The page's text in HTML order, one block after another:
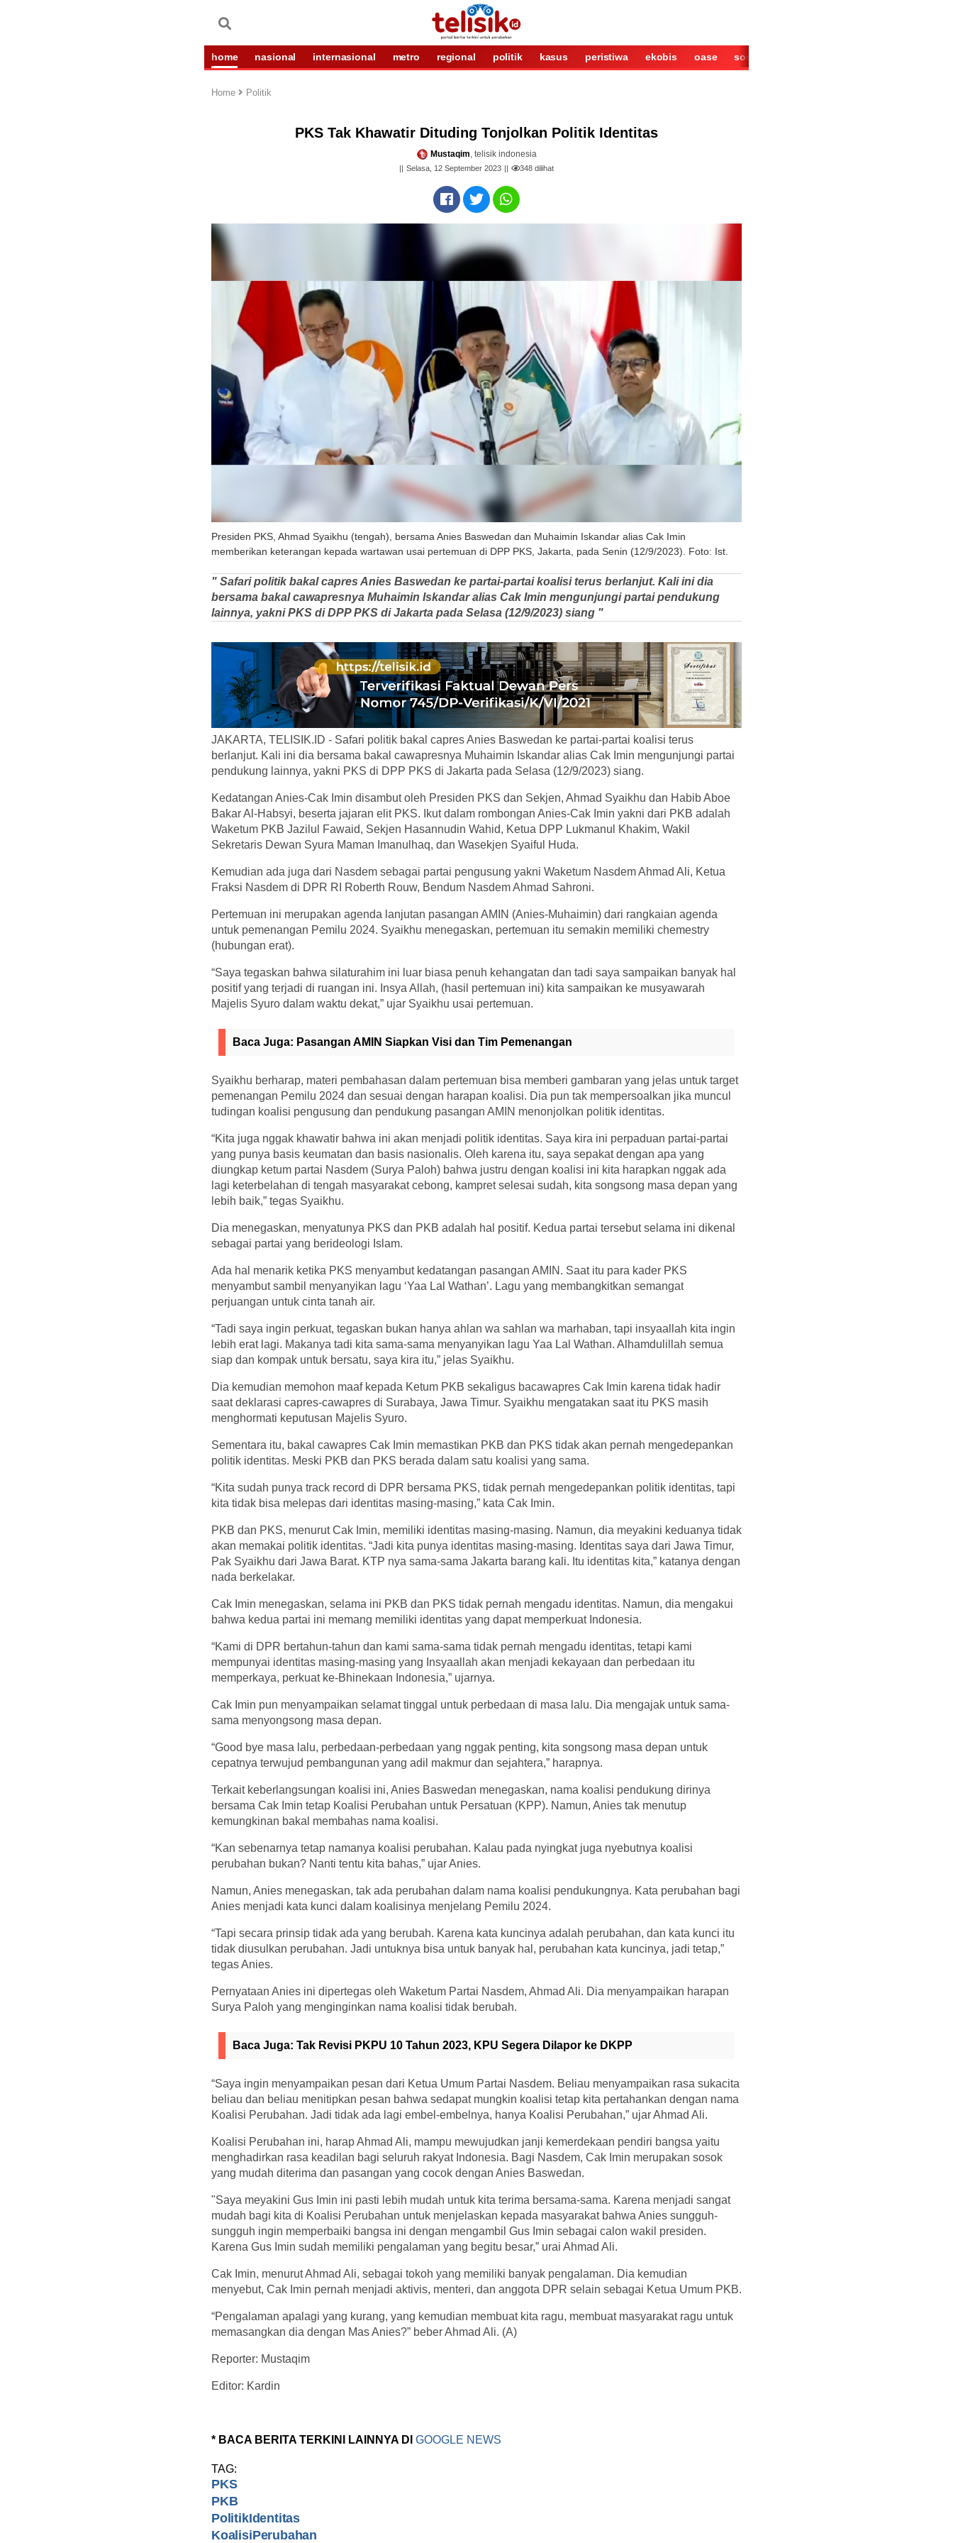
home nasional internasional metro regional politik kasus peristiwa ekobis oase sosok
Home Politik
PKS Tak Khawatir Dituding Tonjolkan Politik Identitas
Mustaqim, telisik indonesia
Selasa, 12 September 2023 348 dilihat
Presiden PKS, Ahmad Syaikhu (tengah), bersama Anies Baswedan dan Muhaimin Iskandar alias Cak Imin
memberikan keterangan kepada wartawan usai pertemuan di DPP PKS, Jakarta, pada Senin (12/9/2023). Foto: Ist.
" Safari politik bakal capres Anies Baswedan ke partai-partai koalisi terus berlanjut. Kali ini dia
bersama bakal cawapresnya Muhaimin Iskandar alias Cak Imin mengunjungi partai pendukung
lainnya, yakni PKS di DPP PKS di Jakarta pada Selasa (12/9/2023) siang "
JAKARTA, TELISIK.ID - Safari politik bakal capres Anies Baswedan ke partai-partai koalisi terus
berlanjut. Kali ini dia bersama bakal cawapresnya Muhaimin Iskandar alias Cak Imin mengunjungi partai
pendukung lainnya, yakni PKS di DPP PKS di Jakarta pada Selasa (12/9/2023) siang.
Kedatangan Anies-Cak Imin disambut oleh Presiden PKS dan Sekjen, Ahmad Syaikhu dan Habib Aboe
Bakar Al-Habsyi, beserta jajaran elit PKS. Ikut dalam rombongan Anies-Cak Imin yakni dari PKB adalah
Waketum PKB Jazilul Fawaid, Sekjen Hasannudin Wahid, Ketua DPP Lukmanul Khakim, Wakil
Sekretaris Dewan Syura Maman Imanulhaq, dan Wasekjen Syaiful Huda.
Kemudian ada juga dari Nasdem sebagai partai pengusung yakni Waketum Nasdem Ahmad Ali, Ketua
Fraksi Nasdem di DPR RI Roberth Rouw, Bendum Nasdem Ahmad Sahroni.
Pertemuan ini merupakan agenda lanjutan pasangan AMIN (Anies-Muhaimin) dari rangkaian agenda
untuk pemenangan Pemilu 2024. Syaikhu menegaskan, pertemuan itu semakin memiliki chemestry
(hubungan erat).
“Saya tegaskan bahwa silaturahim ini luar biasa penuh kehangatan dan tadi saya sampaikan banyak hal
positif yang terjadi di ruangan ini. Insya Allah, (hasil pertemuan ini) kita sampaikan ke musyawarah
Majelis Syuro dalam waktu dekat,” ujar Syaikhu usai pertemuan.
Baca Juga: Pasangan AMIN Siapkan Visi dan Tim Pemenangan
Syaikhu berharap, materi pembahasan dalam pertemuan bisa memberi gambaran yang jelas untuk target
pemenangan Pemilu 2024 dan sesuai dengan harapan koalisi. Dia pun tak mempersoalkan jika muncul
tudingan koalisi pengusung dan pendukung pasangan AMIN menonjolkan politik identitas.
“Kita juga nggak khawatir bahwa ini akan menjadi politik identitas. Saya kira ini perpaduan partai-partai
yang punya basis keumatan dan basis nasionalis. Oleh karena itu, saya sepakat dengan apa yang
diungkap ketum partai Nasdem (Surya Paloh) bahwa justru dengan koalisi ini kita harapkan nggak ada
lagi keterbelahan di tengah masyarakat cebong, kampret selesai sudah, kita songsong masa depan yang
lebih baik,” tegas Syaikhu.
Dia menegaskan, menyatunya PKS dan PKB adalah hal positif. Kedua partai tersebut selama ini dikenal
sebagai partai yang berideologi Islam.
Ada hal menarik ketika PKS menyambut kedatangan pasangan AMIN. Saat itu para kader PKS
menyambut sambil menyanyikan lagu ‘Yaa Lal Wathan’. Lagu yang membangkitkan semangat
perjuangan untuk cinta tanah air.
“Tadi saya ingin perkuat, tegaskan bukan hanya ahlan wa sahlan wa marhaban, tapi insyaallah kita ingin
lebih erat lagi. Makanya tadi kita sama-sama menyanyikan lagu Yaa Lal Wathan. Alhamdulillah semua
siap dan kompak untuk bersatu, saya kira itu,” jelas Syaikhu.
Dia kemudian memohon maaf kepada Ketum PKB sekaligus bacawapres Cak Imin karena tidak hadir
saat deklarasi capres-cawapres di Surabaya, Jawa Timur. Syaikhu mengatakan saat itu PKS masih
menghormati keputusan Majelis Syuro.
Sementara itu, bakal cawapres Cak Imin memastikan PKB dan PKS tidak akan pernah mengedepankan
politik identitas. Meski PKB dan PKS berada dalam satu koalisi yang sama.
“Kita sudah punya track record di DPR bersama PKS, tidak pernah mengedepankan politik identitas, tapi
kita tidak bisa melepas dari identitas masing-masing,” kata Cak Imin.
PKB dan PKS, menurut Cak Imin, memiliki identitas masing-masing. Namun, dia meyakini keduanya tidak
akan memakai politik identitas. “Jadi kita punya identitas masing-masing. Identitas saya dari Jawa Timur,
Pak Syaikhu dari Jawa Barat. KTP nya sama-sama Jakarta barang kali. Itu identitas kita,” katanya dengan
nada berkelakar.
Cak Imin menegaskan, selama ini PKB dan PKS tidak pernah mengadu identitas. Namun, dia mengakui
bahwa kedua partai ini memang memiliki identitas yang dapat memperkuat Indonesia.
“Kami di DPR bertahun-tahun dan kami sama-sama tidak pernah mengadu identitas, tetapi kami
mempunyai identitas masing-masing yang Insyaallah akan menjadi kekayaan dan perbedaan itu
memperkaya, perkuat ke-Bhinekaan Indonesia,” ujarnya.
Cak Imin pun menyampaikan selamat tinggal untuk perbedaan di masa lalu. Dia mengajak untuk sama-
sama menyongsong masa depan.
“Good bye masa lalu, perbedaan-perbedaan yang nggak penting, kita songsong masa depan untuk
cepatnya terwujud pembangunan yang adil makmur dan sejahtera,” harapnya.
Terkait keberlangsungan koalisi ini, Anies Baswedan menegaskan, nama koalisi pendukung dirinya
bersama Cak Imin tetap Koalisi Perubahan untuk Persatuan (KPP). Namun, Anies tak menutup
kemungkinan bakal membahas nama koalisi.
“Kan sebenarnya tetap namanya koalisi perubahan. Kalau pada nyingkat juga nyebutnya koalisi
perubahan bukan? Nanti tentu kita bahas,” ujar Anies.
Namun, Anies menegaskan, tak ada perubahan dalam nama koalisi pendukungnya. Kata perubahan bagi
Anies menjadi kata kunci dalam koalisinya menjelang Pemilu 2024.
“Tapi secara prinsip tidak ada yang berubah. Karena kata kuncinya adalah perubahan, dan kata kunci itu
tidak diusulkan perubahan. Jadi untuknya bisa untuk banyak hal, perubahan kata kuncinya, jadi tetap,”
tegas Anies.
Pernyataan Anies ini dipertegas oleh Waketum Partai Nasdem, Ahmad Ali. Dia menyampaikan harapan
Surya Paloh yang menginginkan nama koalisi tidak berubah.
Baca Juga: Tak Revisi PKPU 10 Tahun 2023, KPU Segera Dilapor ke DKPP
“Saya ingin menyampaikan pesan dari Ketua Umum Partai Nasdem. Beliau menyampaikan rasa sukacita
beliau dan beliau menitipkan pesan bahwa sedapat mungkin koalisi tetap kita pertahankan dengan nama
Koalisi Perubahan. Jadi tidak ada lagi embel-embelnya, hanya Koalisi Perubahan,” ujar Ahmad Ali.
Koalisi Perubahan ini, harap Ahmad Ali, mampu mewujudkan janji kemerdekaan pendiri bangsa yaitu
menghadirkan rasa keadilan bagi seluruh rakyat Indonesia. Bagi Nasdem, Cak Imin merupakan sosok
yang mudah diterima dan pasangan yang cocok dengan Anies Baswedan.
"Saya meyakini Gus Imin ini pasti lebih mudah untuk kita terima bersama-sama. Karena menjadi sangat
mudah bagi kita di Koalisi Perubahan untuk menjelaskan kepada masyarakat bahwa Anies sungguh-
sungguh ingin memperbaiki bangsa ini dengan mengambil Gus Imin sebagai calon wakil presiden.
Karena Gus Imin sudah memiliki pengalaman yang begitu besar,” urai Ahmad Ali.
Cak Imin, menurut Ahmad Ali, sebagai tokoh yang memiliki banyak pengalaman. Dia kemudian
menyebut, Cak Imin pernah menjadi aktivis, menteri, dan anggota DPR selain sebagai Ketua Umum PKB.
“Pengalaman apalagi yang kurang, yang kemudian membuat kita ragu, membuat masyarakat ragu untuk
memasangkan dia dengan Mas Anies?” beber Ahmad Ali. (A)
Reporter: Mustaqim
Editor: Kardin
* BACA BERITA TERKINI LAINNYA DI GOOGLE NEWS
TAG:
PKS
PKB
PolitikIdentitas
KoalisiPerubahan